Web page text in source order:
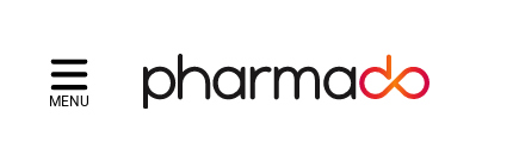
Menu
MENU